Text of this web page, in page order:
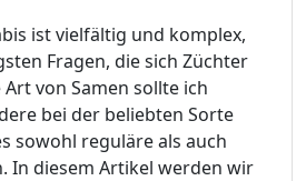
ist vielfältig und komplex,
Fragen, die sich Züchter
Art von Samen sollte ich
bei der beliebten Sorte
sowohl reguläre als auch
In diesem Artikel werden wir